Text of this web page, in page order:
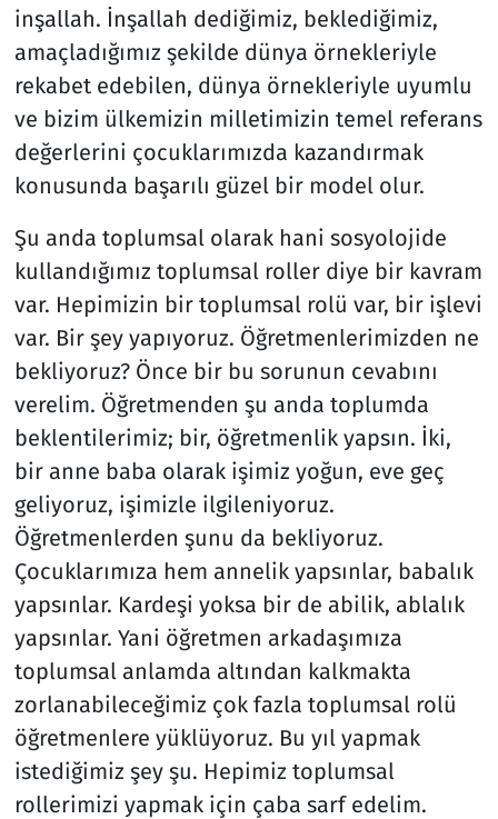
inşallah. İnşallah dediğimiz, beklediğimiz,
amaçladığımız şekilde dünya örnekleriyle
rekabet edebilen, dünya örnekleriyle uyumlu
ve bizim ülkemizin milletimizin temel referans
değerlerini çocuklarımızda kazandırmak
konusunda başarılı güzel bir model olur.
Şu anda toplumsal olarak hani sosyolojide
kullandığımız toplumsal roller diye bir kavram
var. Hepimizin bir toplumsal rolü var, bir işlevi
var. Bir şey yapıyoruz. Öğretmenlerimizden ne
bekliyoruz? Önce bir bu sorunun cevabını
verelim. Öğretmenden şu anda toplumda
beklentilerimiz; bir, öğretmenlik yapsın. İki,
bir anne baba olarak işimiz yoğun, eve geç
geliyoruz, işimizle ilgileniyoruz.
Öğretmenlerden şunu da bekliyoruz.
Çocuklarımıza hem annelik yapsınlar, babalık
yapsınlar. Kardeşi yoksa bir de abilik, ablalık
yapsınlar. Yani öğretmen arkadaşımıza
toplumsal anlamda altından kalkmakta
zorlanabileceğimiz çok fazla toplumsal rolü
öğretmenlere yüklüyoruz. Bu yıl yapmak
istediğimiz şey şu. Hepimiz toplumsal
rollerimizi yapmak için çaba sarf edelim.